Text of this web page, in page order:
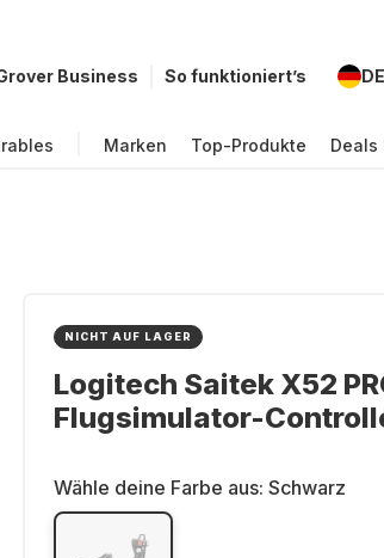
Business So funktioniert’s DE
Marken Top-Produkte Deals
NICHT AUF LAGER
Logitech Saitek X52
Flugsimulator-
Wähle deine Farbe aus: Schwarz